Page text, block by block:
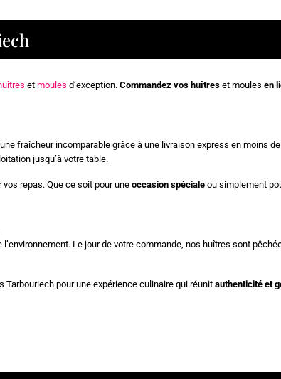
et moules d’exception. Commandez vos huîtreset moules en
fraîcheur incomparable grâce à une livraison express en moins
jusqu’à votre table.
repas. Que ce soit pour une occasion spécialeou simplement
Le jour de votre commande, nos huîtres sont
pour une expérience culinaire qui réunitauthenticité et